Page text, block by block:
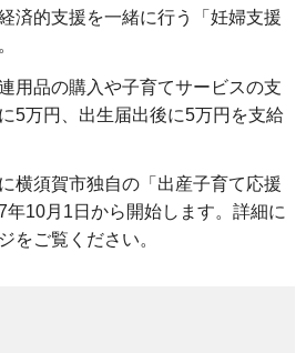
済的支援を一緒に行う「妊婦支援
用品の購入や子育てサービスの支
5万円、出生届出後に5万円を支給
横須賀市独自の「出産子育て応援
10月1日から開始します。詳細に
をご覧ください。